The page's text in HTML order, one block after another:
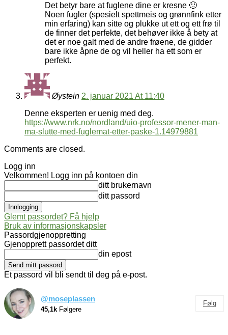
Det betyr bare at fuglene dine er kresne 🙂
Noen fugler (spesielt spettmeis og grønnfink etter
min erfaring) kan sitte og plukke ut ett og ett frø til
de finner det perfekte, det behøver ikke å bety at
det er noe galt med de andre frøene, de gidder
bare ikke åpne de og vil heller ha ett som er
perfekt.
Øystein 2. januar 2021 At 11:40
Denne eksperten er uenig med deg.
https://www.nrk.no/nordland/uio-professor-mener-man-
ma-slutte-med-fuglemat-etter-paske-1.14979881
Comments are closed.
Logg inn
Velkommen! Logg inn på kontoen din
ditt brukernavn
ditt passord
Glemt passordet? Få hjelp
Bruk av informasjonskapsler
Passordgjenoppretting
Gjenopprett passordet ditt
din epost
Et passord vil bli sendt til deg på e-post.
@moseplassen
45,1k Følgere
Følg